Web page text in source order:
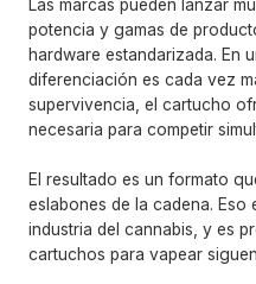
Las marcas pueden lanzar
potencia y gamas de
hardware estandarizada. En
diferenciación es cada vez
supervivencia, el cartucho
necesaria para competir
El resultado es un formato
eslabones de la cadena.
industria del cannabis, y es
cartuchos para vapear